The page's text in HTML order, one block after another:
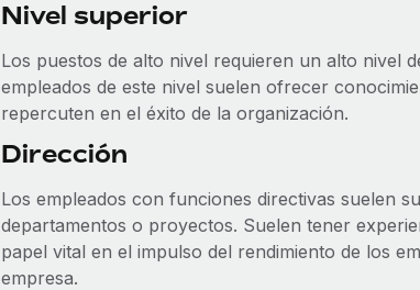
Nivel superior
Los puestos de alto nivel requieren un alto nivel
empleados de este nivel suelen ofrecer
repercuten en el éxito de la organización.
Dirección
Los empleados con funciones directivas suelen
departamentos o proyectos. Suelen tener
papel vital en el impulso del rendimiento de los
empresa.